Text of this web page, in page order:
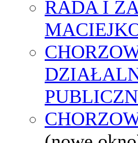
RADA I